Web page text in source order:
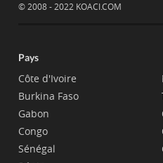
© 2008 - 2022 KOACI.COM
Pays
Côte d'Ivoire
Burkina Faso
Gabon
Congo
Sénégal